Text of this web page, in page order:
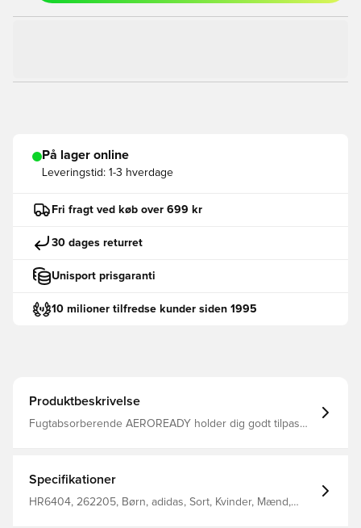
På lager online
Leveringstid: 1-3 hverdage
Fri fragt ved køb over 699 kr
30 dages returret
Unisport prisgaranti
10 milioner tilfredse kunder siden 1995
Produktbeskrivelse
Fugtabsorberende AEROREADY holder dig godt tilpas
Specifikationer
HR6404, 262205, Børn, adidas, Sort, Kvinder, Mænd,